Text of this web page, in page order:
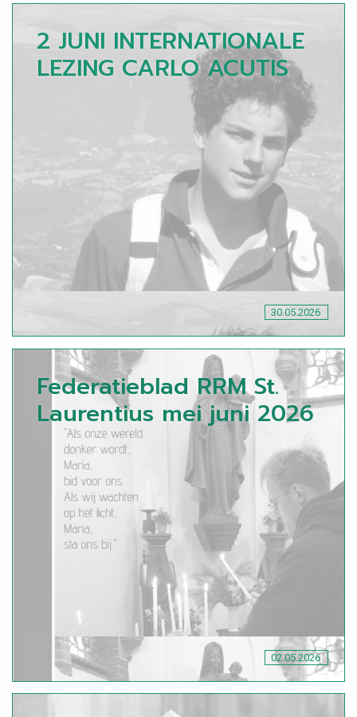
2 JUNI INTERNATIONALE
LEZING CARLO ACUTIS
30.05.2026
Federatieblad RRM St.
Laurentius mei juni 2026
02.05.2026